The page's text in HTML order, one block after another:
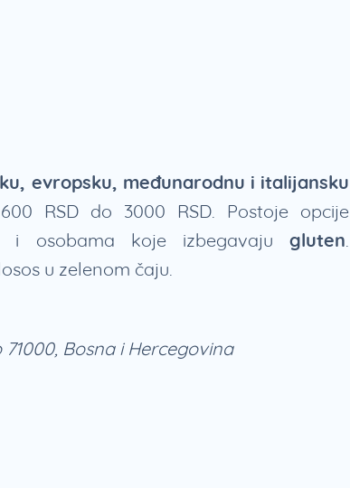
evropsku, međunarodnu i italijansku
RSD do 3000 RSD. Postoje opcije
i osobama koje izbegavajugluten.
u zelenom čaju.
Bosna i Hercegovina